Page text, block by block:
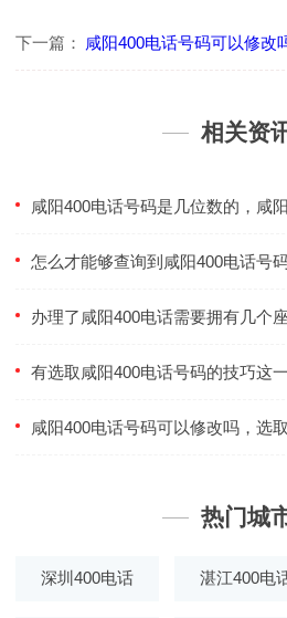
下一篇： 咸阳400电话号码可以修改
相关资
热门城
深圳400电话 湛江400电